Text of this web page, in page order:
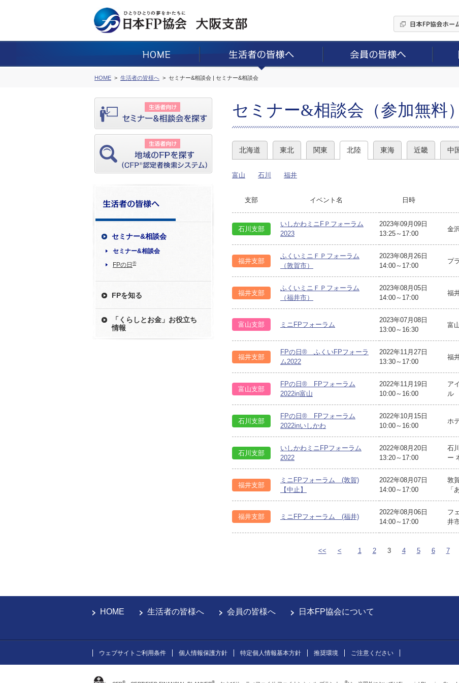
HOME 生活者の皆様へ セミナー&相談会 | セミナー&相談会
セミナー&相談会
セミナー&相談会
FPの日 ®
FPを知る
「くらしとお金」お役立ち
情報
セミナー&相談会（参加無料）
北海道 東北 関東 北陸 東海 近畿 中
富山 石川 福井
支部 イベント名 日時
石川支部
いしかわミニFＰフォーラム
2023
2023年09月09日
13:25～17:00
金
福井支部
ふくいミニＦＰフォーラム
（敦賀市）
2023年08月26日
14:00～17:00
プ
福井支部
ふくいミニＦＰフォーラム
（福井市）
2023年08月05日
14:00～17:00
福
富山支部 ミニFPフォーラム
2023年07月08日
13:00～16:30
富
福井支部
FPの日® ふくいFPフォーラ
ム2022
2022年11月27日
13:30～17:00
福
富山支部
FPの日® FPフォーラム
2022in富山
2022年11月19日
10:00～16:00
ア
ル
石川支部
FPの日® FPフォーラム
2022inいしかわ
2022年10月15日
10:00～16:00
ホ
石川支部
いしかわミニFPフォーラム
2022
2022年08月20日
13:20～17:00
石
ー
福井支部
ミニFPフォーラム (敦賀)
【中止】
2022年08月07日
14:00～17:00
敦
「
福井支部 ミニFPフォーラム (福井)
2022年08月06日
14:00～17:00
フ
井
<< < 1 2 3 4 5 6 7
HOME 生活者の皆様へ 会員の皆様へ 日本FP協会について
ウェブサイトご利用条件 個人情報保護方針 特定個人情報基本方針 推奨環境 ご注意ください
® ® ®